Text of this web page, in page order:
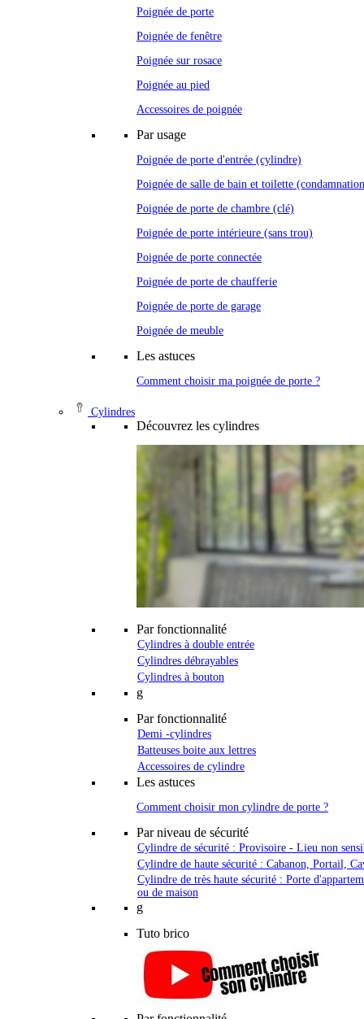
Poignée de porte
Poignée de fenêtre
Poignée sur rosace
Poignée au pied
Accessoires de poignée
Par usage
Poignée de porte d'entrée (cylindre)
Poignée de salle de bain et toilette
Poignée de porte de chambre (clé)
Poignée de porte intérieure (sans trou)
Poignée de porte connectée
Poignée de porte de chaufferie
Poignée de porte de garage
Poignée de meuble
Les astuces
Comment choisir ma poignée de porte ?
Cylindres
Découvrez les cylindres
Par fonctionnalité
Cylindres à double entrée
Cylindres débrayables
Cylindres à bouton
g
Par fonctionnalité
Demi -cylindres
Batteuses boite aux lettres
Accessoires de cylindre
Les astuces
Comment choisir mon cylindre de porte ?
Par niveau de sécurité
Cylindre de sécurité : Provisoire - Lieu non
Cylindre de haute sécurité : Cabanon, Portail,
Cylindre de très haute sécurité : Porte
ou de maison
g
Tuto brico